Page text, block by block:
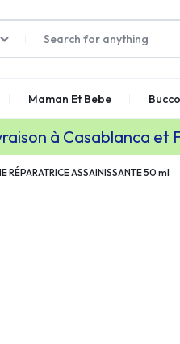
Maman Et Bebe
à Casablanca et
ASSAINISSANTE 50 ml